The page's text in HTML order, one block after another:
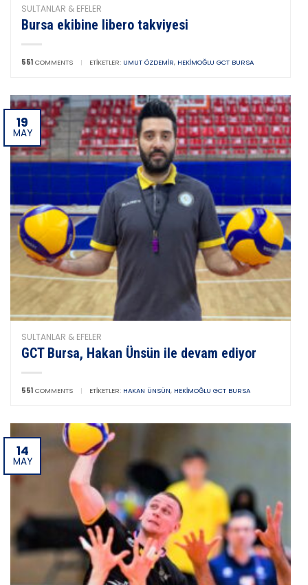
SULTANLAR & EFELER
Bursa ekibine libero takviyesi
551 COMMENTS | ETIKETLER: UMUT ÖZDEMIR, HEKIMOĞLU GCT BURSA
19
MAY
SULTANLAR & EFELER
GCT Bursa, Hakan Ünsün ile devam ediyor
551 COMMENTS | ETIKETLER: HAKAN ÜNSÜN, HEKIMOĞLU GCT BURSA
14
MAY